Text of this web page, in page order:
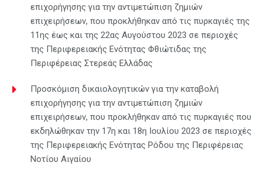
επιχορήγησης για την αντιμετώπιση ζημιών
επιχειρήσεων, που προκλήθηκαν από τις πυρκαγιές της
11ης έως και της 22ας Αυγούστου 2023 σε περιοχές
της Περιφερειακής Ενότητας Φθιώτιδας της
Περιφέρειας Στερεάς Ελλάδας
Προσκόμιση δικαιολογητικών για την καταβολή
επιχορήγησης για την αντιμετώπιση ζημιών
επιχειρήσεων, που προκλήθηκαν από τις πυρκαγιές που
εκδηλώθηκαν την 17η και 18η Ιουλίου 2023 σε περιοχές
της Περιφερειακής Ενότητας Ρόδου της Περιφέρειας
Νοτίου Αιγαίου